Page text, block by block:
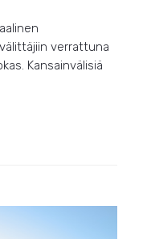
verrattuna
Kansainvälisiä